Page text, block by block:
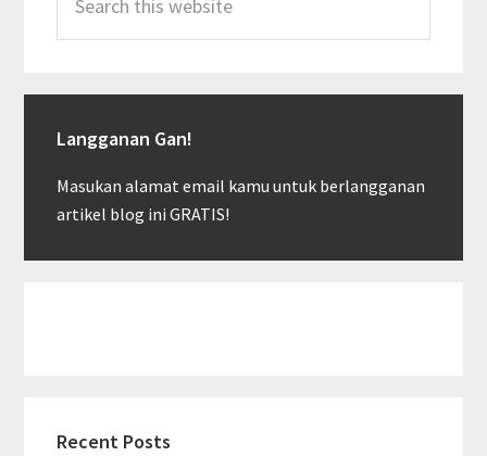
this
website
Langganan Gan!
Masukan alamat email kamu untuk berlangganan
artikel blog ini GRATIS!
Recent Posts